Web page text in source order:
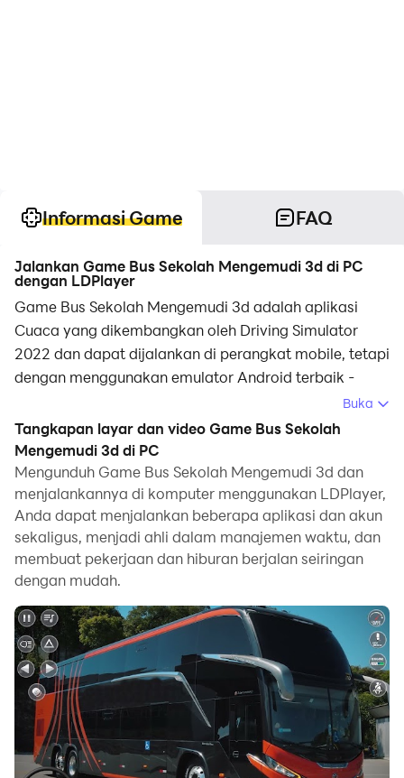
Informasi Game FAQ
Jalankan Game Bus Sekolah Mengemudi 3d di PC
dengan LDPlayer
Game Bus Sekolah Mengemudi 3d adalah aplikasi
Cuaca yang dikembangkan oleh Driving Simulator
2022 dan dapat dijalankan di perangkat mobile, tetapi
dengan menggunakan emulator Android terbaik -
LDPlayer, Anda dapat mengunduh Game Bus Sekolah
Mengemudi 3d dan menjalankannya di komputer
Anda.
Dengan menjalankan Game Bus Sekolah Mengemudi
3d di komputer, Anda dapat menjelajah dengan jelas
di layar yang lebih besar, serta mengendalikan aplikasi
dengan menggunakan mouse dan keyboard jauh lebih
cepat daripada menyentuh layar, dan Anda tidak perlu
khawatir tentang kekuatan perangkat Anda.
Berkat fitur multi-instance dan sinkronisasi, Anda juga
dapat menjalankan aplikasi dan akun ganda di
komputer Anda.
Fungsi transfer file antara emulator dan komputer juga
memudahkan berbagi foto, video, dan file.
Buka
Tangkapan layar dan video Game Bus Sekolah
Mengemudi 3d di PC
Mengunduh Game Bus Sekolah Mengemudi 3d dan
menjalankannya di komputer menggunakan LDPlayer,
Anda dapat menjalankan beberapa aplikasi dan akun
sekaligus, menjadi ahli dalam manajemen waktu, dan
membuat pekerjaan dan hiburan berjalan seiringan
dengan mudah.